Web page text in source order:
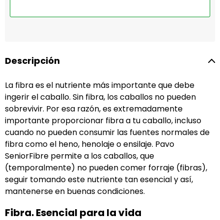
Descripción
La fibra es el nutriente más importante que debe
ingerir el caballo. Sin fibra, los caballos no pueden
sobrevivir. Por esa razón, es extremadamente
importante proporcionar fibra a tu caballo, incluso
cuando no pueden consumir las fuentes normales de
fibra como el heno, henolaje o ensilaje. Pavo
SeniorFibre permite a los caballos, que
(temporalmente) no pueden comer forraje (fibras),
seguir tomando este nutriente tan esencial y así,
mantenerse en buenas condiciones.
Fibra. Esencial para la vida